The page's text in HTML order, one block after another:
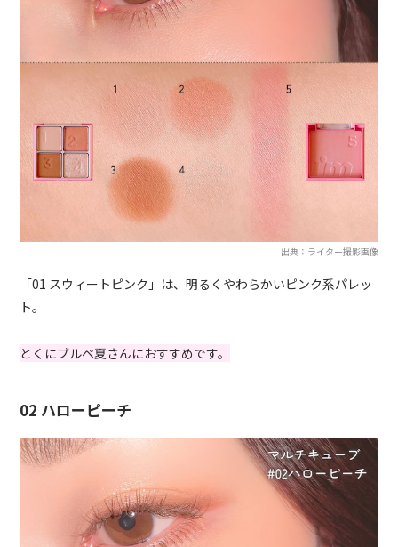
出典：ライター撮影画像
「01 スウィートピンク」は、明るくやわらかいピンク系パレッ
ト。
とくにブルベ夏さんにおすすめです。
02 ハローピーチ